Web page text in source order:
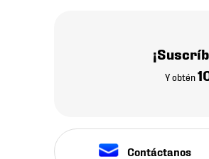
Y obtén
Contáctanos